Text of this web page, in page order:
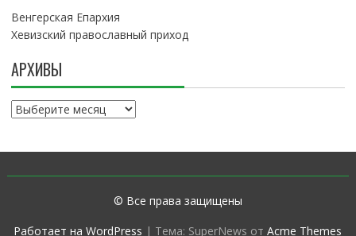
Венгерская Епархия
Хевизский православный приход
АРХИВЫ
А
в
© Все права защищены
Работает на WordPress | Тема: SuperNews отAcme Themes